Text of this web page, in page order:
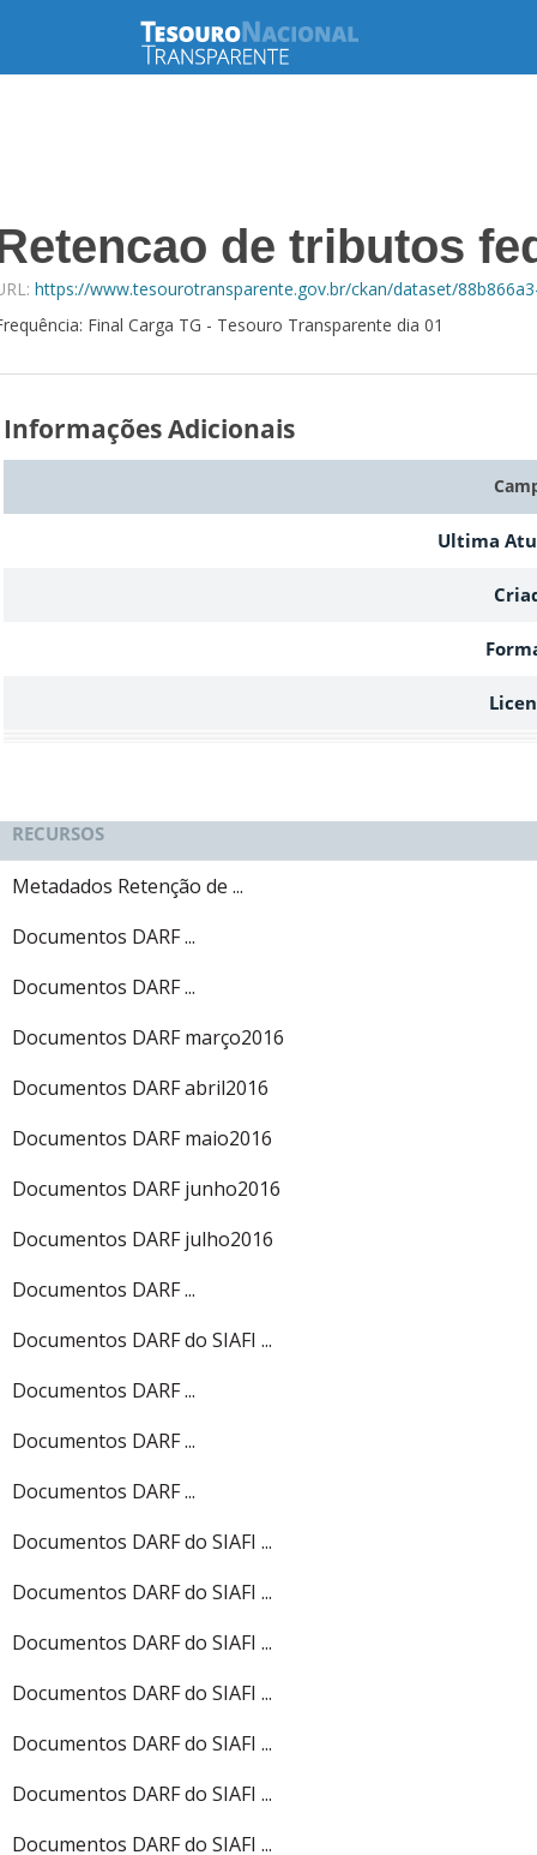
de tributos
https://www.tesourotransparente.gov.br/ckan/dataset/
Final Carga TG - Tesouro Transparente dia 01
Informações Adicionais
Ultima
RECURSOS
Metadados Retenção de ...
Documentos DARF ...
Documentos DARF ...
Documentos DARF março2016
Documentos DARF abril2016
Documentos DARF maio2016
Documentos DARF junho2016
Documentos DARF julho2016
Documentos DARF ...
Documentos DARF do SIAFI ...
Documentos DARF ...
Documentos DARF ...
Documentos DARF ...
Documentos DARF do SIAFI ...
Documentos DARF do SIAFI ...
Documentos DARF do SIAFI ...
Documentos DARF do SIAFI ...
Documentos DARF do SIAFI ...
Documentos DARF do SIAFI ...
Documentos DARF do SIAFI ...